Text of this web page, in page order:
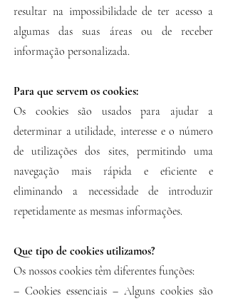
resultar na impossibilidade de ter acesso a
algumas das suas áreas ou de receber
informação personalizada.
Para que servem os cookies:
Os cookies são usados para ajudar a
determinar a utilidade, interesse e o número
de utilizações dos sites, permitindo uma
navegação mais rápida e eficiente e
eliminando a necessidade de introduzir
repetidamente as mesmas informações.
Que tipo de cookies utilizamos?
Os nossos cookies têm diferentes funções:
– Cookies essenciais – Alguns cookies são